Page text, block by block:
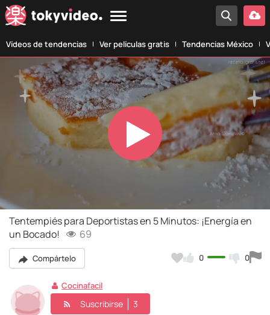
Vídeos de tendencias Ver películas gratis Tendencias México
Play
Video
Tentempiés para Deportistas en 5 Minutos: ¡Energía en
un Bocado!
69
Compártelo 0 0
Cocinafacil
Suscribirse 3